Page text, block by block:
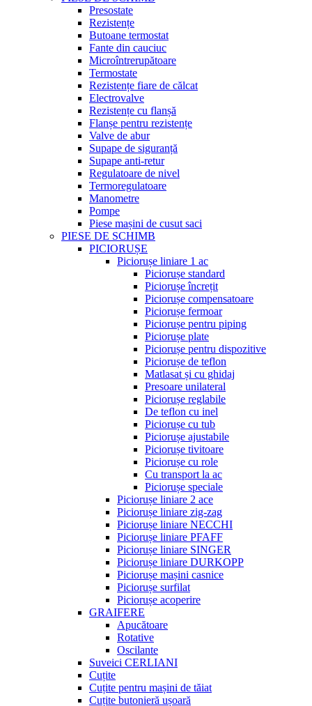
Presostate
Rezistențe
Butoane termostat
Fante din cauciuc
Microîntrerupătoare
Termostate
Rezistențe fiare de călcat
Electrovalve
Rezistențe cu flanșă
Flanșe pentru rezistențe
Valve de abur
Supape de siguranță
Supape anti-retur
Regulatoare de nivel
Termoregulatoare
Manometre
Pompe
Piese mașini de cusut saci
PIESE DE SCHIMB
PICIORUȘE
Piciorușe liniare 1 ac
Piciorușe standard
Piciorușe încrețit
Piciorușe compensatoare
Piciorușe fermoar
Piciorușe pentru piping
Piciorușe plate
Piciorușe pentru dispozitive
Piciorușe de teflon
Matlasat și cu ghidaj
Presoare unilateral
Piciorușe reglabile
De teflon cu inel
Piciorușe cu tub
Piciorușe ajustabile
Piciorușe tivitoare
Piciorușe cu role
Cu transport la ac
Piciorușe speciale
Piciorușe liniare 2 ace
Piciorușe liniare zig-zag
Piciorușe liniare NECCHI
Piciorușe liniare PFAFF
Piciorușe liniare SINGER
Piciorușe liniare DURKOPP
Piciorușe mașini casnice
Piciorușe surfilat
Piciorușe acoperire
GRAIFERE
Apucătoare
Rotative
Oscilante
Suveici CERLIANI
Cuțite
Cuțite pentru mașini de tăiat
Cuțite butonieră ușoară